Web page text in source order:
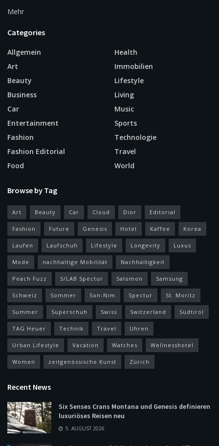
Mehr
Categories
Allgemein
Art
Beauty
Business
Car
Entertainment
Fashion
Fashion Editorial
Food
Health
Immobilien
Lifestyle
Living
Music
Sports
Technologie
Travel
World
Browse by Tag
Art Beauty Car Cloud Dior Editorial
Fashion Future Genesis Hotel Kaffee Korea
Laufen Laufschuh Lifestyle Longevity Luxus
Mode nachhaltige Mobilität Nachhaltigkeit
Peach Fuzz S/LAB Spectur Salomon Samsung
Schweiz Sommer Son-Nim Spectur St. Moritz
Summer Superschuh Swiss Switzerland Südtirol
TAG Heuer Technik Travel Uhren
Urban Lifestyle Vacation Watches Wellnesshotel
Women zeitgenössische Kunst Zürich
Recent News
Six Senses Crans Montana und Genesis definieren
luxuriöses Reisen neu
5. AUGUST 2026